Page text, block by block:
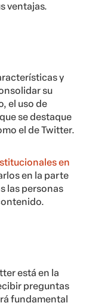
ventajas.
y
su
el uso de
se destaque
el de Twitter.
en
en la parte
las personas
está en la
preguntas
fundamental